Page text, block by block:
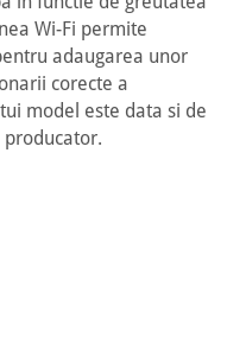
Wi-Fi permite
adaugarea unor
corecte a
model este data si de